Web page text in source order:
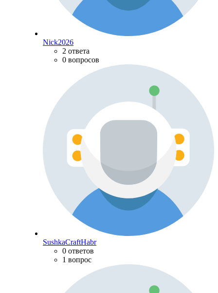
Nick2026
2 ответа
0 вопросов
SushkaCraftHabr
0 ответов
1 вопрос